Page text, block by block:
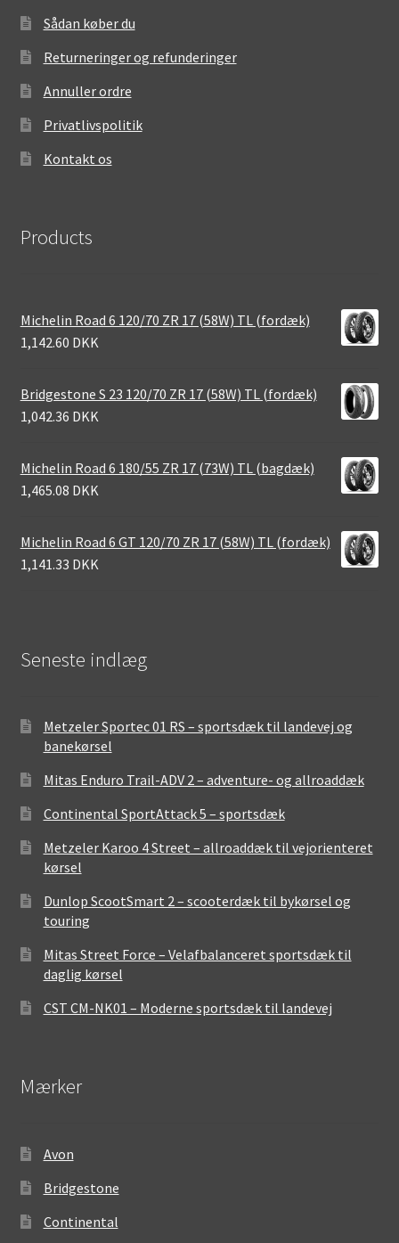
Sådan køber du
Returneringer og refunderinger
Annuller ordre
Privatlivspolitik
Kontakt os
Products
Michelin Road 6 120/70 ZR 17 (58W) TL (fordæk)
1,142.60 DKK
Bridgestone S 23 120/70 ZR 17 (58W) TL (fordæk)
1,042.36 DKK
Michelin Road 6 180/55 ZR 17 (73W) TL (bagdæk)
1,465.08 DKK
Michelin Road 6 GT 120/70 ZR 17 (58W) TL (fordæk)
1,141.33 DKK
Seneste indlæg
Metzeler Sportec 01 RS – sportsdæk til landevej og
banekørsel
Mitas Enduro Trail-ADV 2 – adventure- og allroaddæk
Continental SportAttack 5 – sportsdæk
Metzeler Karoo 4 Street – allroaddæk til vejorienteret
kørsel
Dunlop ScootSmart 2 – scooterdæk til bykørsel og
touring
Mitas Street Force – Velafbalanceret sportsdæk til
daglig kørsel
CST CM-NK01 – Moderne sportsdæk til landevej
Mærker
Avon
Bridgestone
Continental